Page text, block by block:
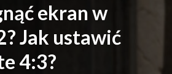
ekran w
Jak ustawić
4:3?